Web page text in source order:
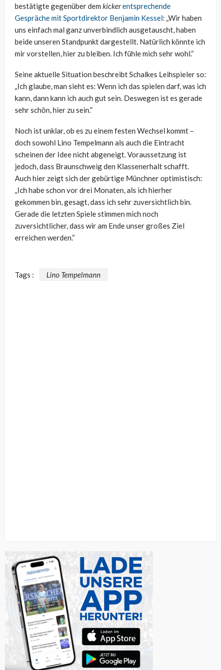
bestätigte gegenüber dem kickerentsprechende
Gespräche mit Sportdirektor Benjamin Kessel: „Wir haben
uns einfach mal ganz unverbindlich ausgetauscht, haben
beide unseren Standpunkt dargestellt. Natürlich könnte ich
mir vorstellen, hier zu bleiben. Ich fühle mich sehr wohl.“
Seine aktuelle Situation beschreibt Schalkes Leihspieler so:
„Ich glaube, man sieht es: Wenn ich das spielen darf, was ich
kann, dann kann ich auch gut sein. Deswegen ist es gerade
sehr schön, hier zu sein.“
Noch ist unklar, ob es zu einem festen Wechsel kommt –
doch sowohl Lino Tempelmann als auch die Eintracht
scheinen der Idee nicht abgeneigt. Voraussetzung ist
jedoch, dass Braunschweig den Klassenerhalt schafft.
Auch hier zeigt sich der gebürtige Münchner optimistisch:
„Ich habe schon vor drei Monaten, als ich hierher
gekommen bin, gesagt, dass ich sehr zuversichtlich bin.
Gerade die letzten Spiele stimmen mich noch
zuversichtlicher, dass wir am Ende unser großes Ziel
erreichen werden.“
Tags : Lino Tempelmann